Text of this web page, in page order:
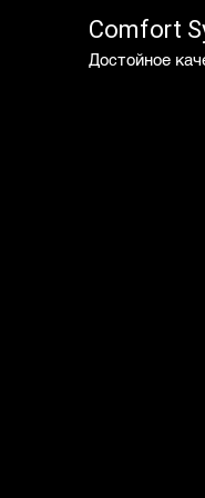
Comfort
Достойное